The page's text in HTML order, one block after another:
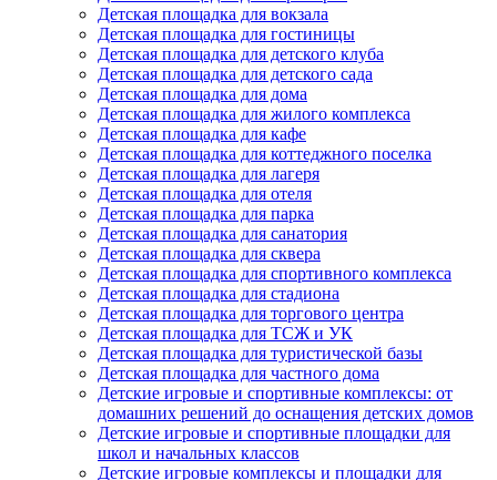
Детская площадка для вокзала
Детская площадка для гостиницы
Детская площадка для детского клуба
Детская площадка для детского сада
Детская площадка для дома
Детская площадка для жилого комплекса
Детская площадка для кафе
Детская площадка для коттеджного поселка
Детская площадка для лагеря
Детская площадка для отеля
Детская площадка для парка
Детская площадка для санатория
Детская площадка для сквера
Детская площадка для спортивного комплекса
Детская площадка для стадиона
Детская площадка для торгового центра
Детская площадка для ТСЖ и УК
Детская площадка для туристической базы
Детская площадка для частного дома
Детские игровые и спортивные комплексы: от
домашних решений до оснащения детских домов
Детские игровые и спортивные площадки для
школ и начальных классов
Детские игровые комплексы и площадки для